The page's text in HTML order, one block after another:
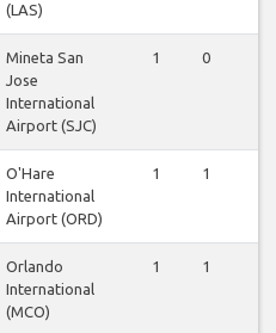
(LAS)
Mineta San
Jose
International
Airport (SJC)
1 0
O'Hare
International
Airport (ORD)
1 1
Orlando
International
(MCO)
1 1